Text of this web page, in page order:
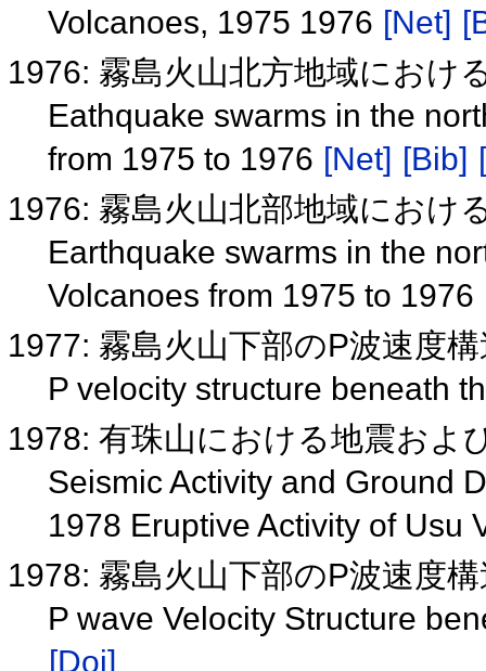
Volcanoes, 1975 1976 [Net]
1976: 霧島火山北方地域におけ
Eathquake swarms in the
from 1975 to 1976 [Net] [Bib]
1976: 霧島火山北部地域におけ
Earthquake swarms in the
Volcanoes from 1975 to 1976
1977: 霧島火山下部のP波速度
P velocity structure beneath
1978: 有珠山における地震およ
Seismic Activity and Ground
1978 Eruptive Activity of Usu
1978: 霧島火山下部のP波速度
P wave Velocity Structure
[Doi]